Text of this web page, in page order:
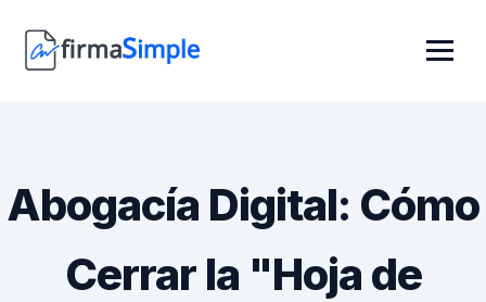
Abogacía Digital: Cómo
Cerrar la "Hoja de